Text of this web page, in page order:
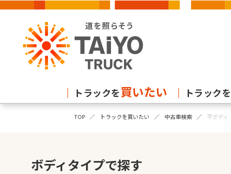
トラックを買いたい トラックを
TOP トラックを買いたい 中古車検索 平ボディ
ボディタイプで探す